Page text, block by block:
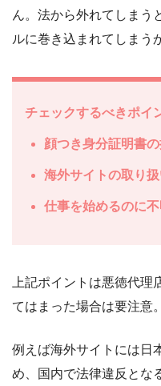
ん。法から外れてしまう
ルに巻き込まれてしまう
チェックするべきポイ
顔つき身分証明書
海外サイトの取り
仕事を始めるのに
上記ポイントは悪徳代
てはまった場合は要注意。
例えば海外サイトには日
め、国内で法律違反とな